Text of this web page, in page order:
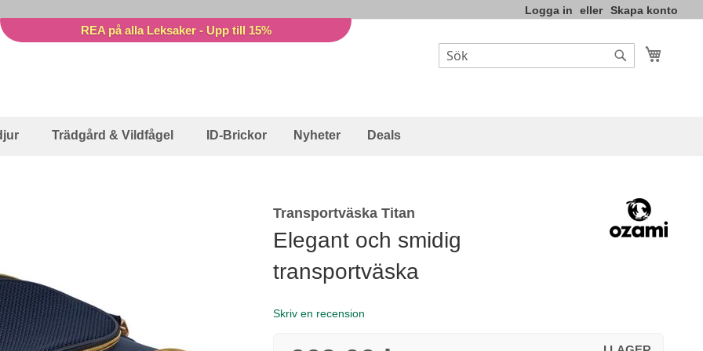
Logga in Skapa konto
REA på alla Leksaker - Upp till 15%
Sök
Trädgård & Vildfågel ID-Brickor Nyheter Deals
Transportväska Titan
Elegant och smidig
transportväska
Skriv en recension